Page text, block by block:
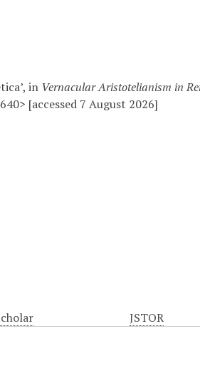
in Vernacular Aristotelianism in
[accessed 7 August 2026]
JSTOR